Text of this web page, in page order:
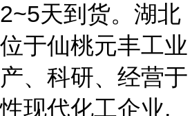
天到货。湖北
于仙桃元丰工业
、科研、经营于
现代化工企业,